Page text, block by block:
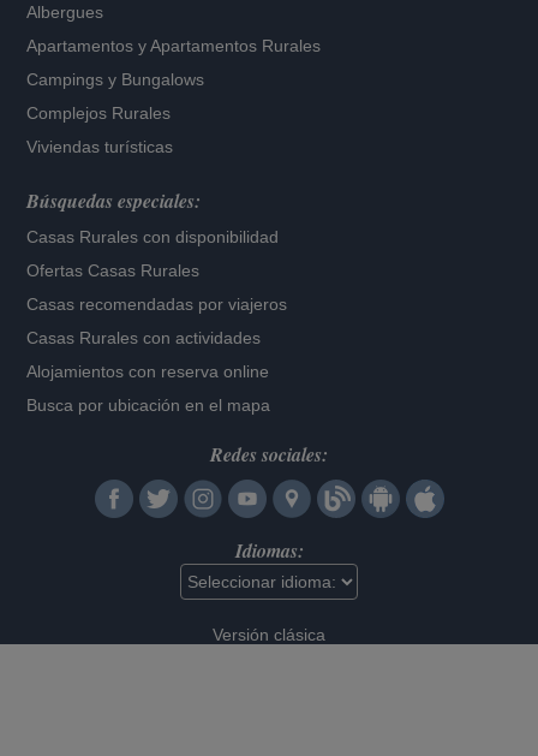
Albergues
Apartamentos yApartamentos Rurales
Campings y Bungalows
Complejos Rurales
Viviendas turísticas
Búsquedas especiales:
Casas Rurales con disponibilidad
Ofertas Casas Rurales
Casas recomendadas por viajeros
Casas Rurales con actividades
Alojamientos con reserva online
Busca por ubicación en el mapa
Redes sociales:
Idiomas:
Versión clásica